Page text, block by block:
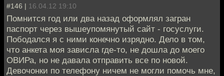
#146 | 16.04.12 19:10
Помнится год или два назад оформлял загран
паспорт через вышеупомянутый сайт - госуслуги.
Пободался я с ними конечно изрядно. Дело в том,
что анкета моя зависла где-то, не дошла до моего
ОВИРа, но не давала отправить все по новой.
Девочонки по телефону ничем не могли помочь мне,